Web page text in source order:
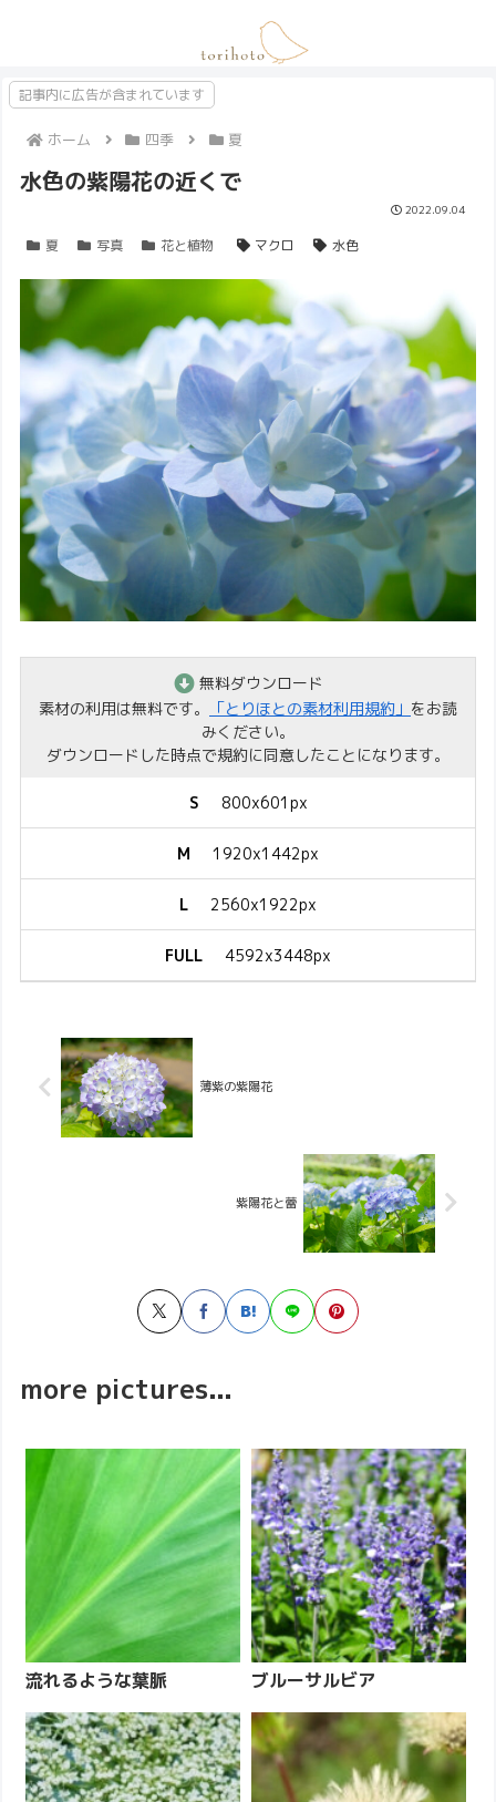
記事内に広告が含まれています
ホーム 四季 夏
水色の紫陽花の近くで
2022.09.04
夏 写真 花と植物 マクロ 水色
無料ダウンロード
素材の利用は無料です。
「とりほとの素材利用規約」 をお読
みください。
ダウンロードした時点で規約に同意したことになります。
S 800x601px
M 1920x1442px
L 2560x1922px
FULL 4592x3448px
薄紫の紫陽花
紫陽花と蕾
more pictures...
流れるような葉脈 ブルーサルビア